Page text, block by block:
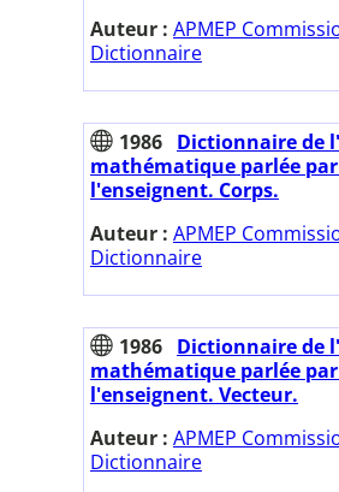
Auteur : APMEP
Dictionnaire
1986 Dictionnaire de
mathématique parlée
l'enseignent. Corps.
Auteur : APMEP
Dictionnaire
1986 Dictionnaire de
mathématique parlée
l'enseignent. Vecteur.
Auteur : APMEP
Dictionnaire